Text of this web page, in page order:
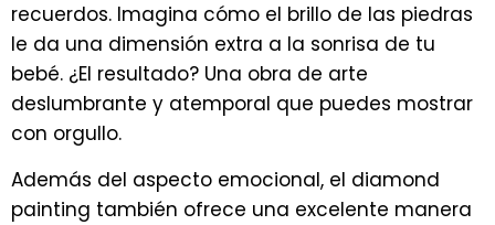
recuerdos. Imagina cómo el brillo de las piedras
le da una dimensión extra a la sonrisa de tu
bebé. ¿El resultado? Una obra de arte
deslumbrante y atemporal que puedes mostrar
con orgullo.
Además del aspecto emocional, el diamond
painting también ofrece una excelente manera